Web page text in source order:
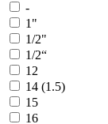
-
1"
1/2"
1/2“
12
14 (1.5)
15
16